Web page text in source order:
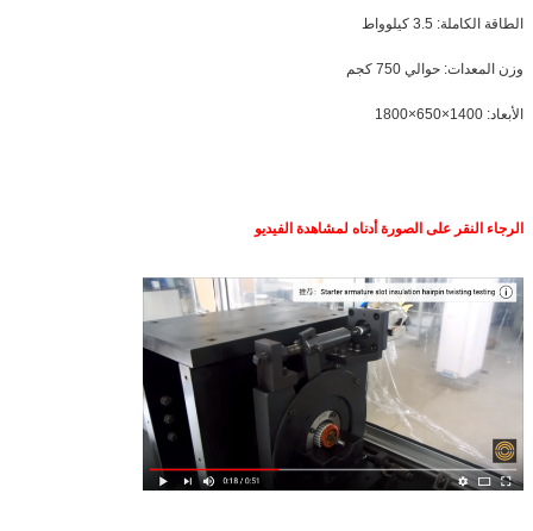
الطاقة الكاملة: 3.5 كيلوواط
وزن المعدات: حوالي 750 كجم
الأبعاد: 1400×650×1800
الرجاء النقر على الصورة أدناه لمشاهدة الفيديو